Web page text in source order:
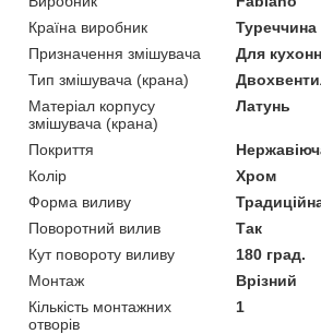
Країна виробник
Туреччина
Призначення змішувача
Для
Тип змішувача (крана)
Матеріал корпусу
змішувача (крана)
Латунь
Покриття
Колір
Хром
Форма виливу
Поворотний вилив
Так
Кут повороту виливу
180 град.
Монтаж
Врізний
Кількість монтажних
отворів
1